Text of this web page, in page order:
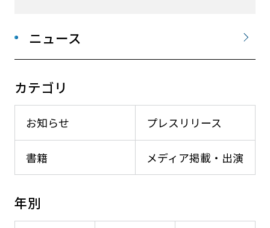
ニュース
カテゴリ
お知らせ プレスリリース
メディア掲載・出演
書籍
年別